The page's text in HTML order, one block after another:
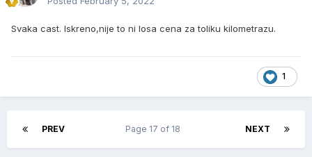
Svaka cast. Iskreno,nije to ni losa cena za toliku kilometrazu.
1
PREV NEXT
Page 17 of 18